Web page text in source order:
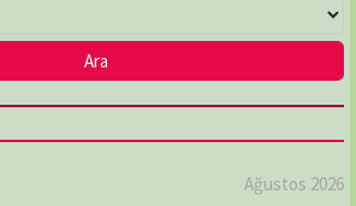
Ağustos 2026